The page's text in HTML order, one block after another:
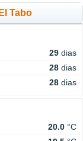
Tabo
29 dias
28 dias
28 dias
20.0 °C